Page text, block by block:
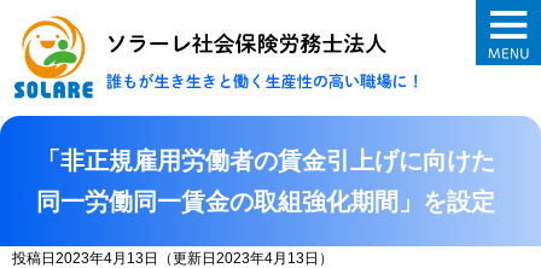
ソラーレ社会保
「非正規雇用労働者の賃金引上げに向けた
同一労働同一賃金の取組強化期間」を設定
投稿日2023年4月13日 （更新日2023年4月13日）